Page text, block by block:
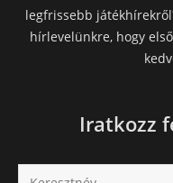
legfrissebb
hírlevelünkre, hogy
Iratkozz